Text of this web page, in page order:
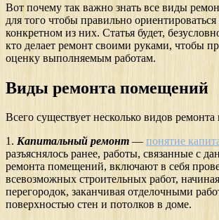
Вот почему так важно знать все виды
для того чтобы правильно
конкретном из них. Статья будет,
кто делает ремонт своими руками, чтобы
оценку выполняемым работам.
Виды ремонта помещений
Всего существует несколько видов
1. Капитальный ремонт — понятие
разъяснялось ранее, работы, связанные с
ремонта помещений, включают в себя
всевозможных строительных работ,
перегородок, заканчивая отделочными
поверхностью стен и потолков в доме.